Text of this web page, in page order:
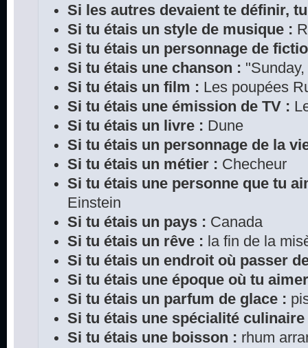
Si les autres devaient te définir,
Si tu étais un style de musique :
Si tu étais un personnage de
Si tu étais une chanson :
Si tu étais un film : Les poupées
Si tu étais une émission de TV :
Si tu étais un livre : Dune
Si tu étais un personnage de la
Si tu étais un métier : Checheur
Si tu étais une personne que tu
Einstein
Si tu étais un pays : Canada
Si tu étais un rêve : la fin de la
Si tu étais un endroit où passer
Si tu étais une époque où tu
Si tu étais un parfum de glace :
Si tu étais une spécialité culinaire
Si tu étais une boisson : rhum